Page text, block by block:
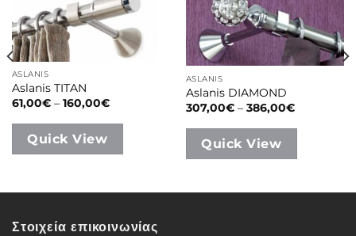
ASLANIS
Aslanis TITAN
61,00€ – 160,00€Price
61,00€
Quick View
ASLANIS
Aslanis DIAMOND
307,00€ – 386,00€Price
307,00€
Quick View
Στοιχεία επικοινωνίας